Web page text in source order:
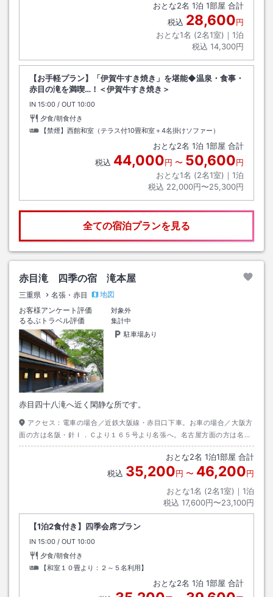
おとな2名 1泊 1部屋 合計
税込 28,600円
おとな1名 (2名1室)｜ 1泊
税込 14,300円
【お手軽プラン】「伊賀牛すき焼き」を堪能◆温泉・食事・
赤目の滝を満喫…！＜伊賀牛すき焼き＞
IN チェックイン
15:00 / OUT チェックアウト
10:00
夕食/朝食付き
【禁煙】西館和室（テラス付10畳和室＋4名掛けソファー）
おとな2名 1泊 1部屋 合計
税込 44,000円 〜 50,600円
おとな1名 (2名1室)｜ 1泊
税込 22,000円〜25,300円
全ての宿泊プランを見る
赤目滝 四季の宿 滝本屋
三重県 名張・赤目
地図
お客様アンケート評価
対象外
るるぶトラベル評価
集計中
駐車場あり
赤目四十八滝へ近く閑静な所です。
アクセス： 電車の場合／近鉄大阪線・赤目口下車。お車の場合／大阪方
面の方は名阪・針Ｉ．Ｃより１６５号より名張へ。名古屋方面の方は名
阪・上野Ｉ．Ｃより３６８号より１６５号より名張へ
おとな2名 1泊1部屋 合計
税込 35,200円 〜 46,200円
おとな1名 (2名1室)｜ 1泊
税込 17,600円〜23,100円
【1泊2食付き】四季会席プラン
IN チェックイン
15:00 / OUT チェックアウト
10:00
夕食/朝食付き
【和室１０畳より：２～５名利用】
おとな2名 1泊 1部屋 合計